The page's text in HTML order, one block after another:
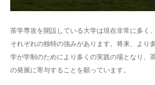
茶学専攻を開設している大学は現在非常に多く
それぞれの独特の強みがあります。将来、より
学が学制のためにより多くの実践の場となり、
の発展に寄与することを願っています。